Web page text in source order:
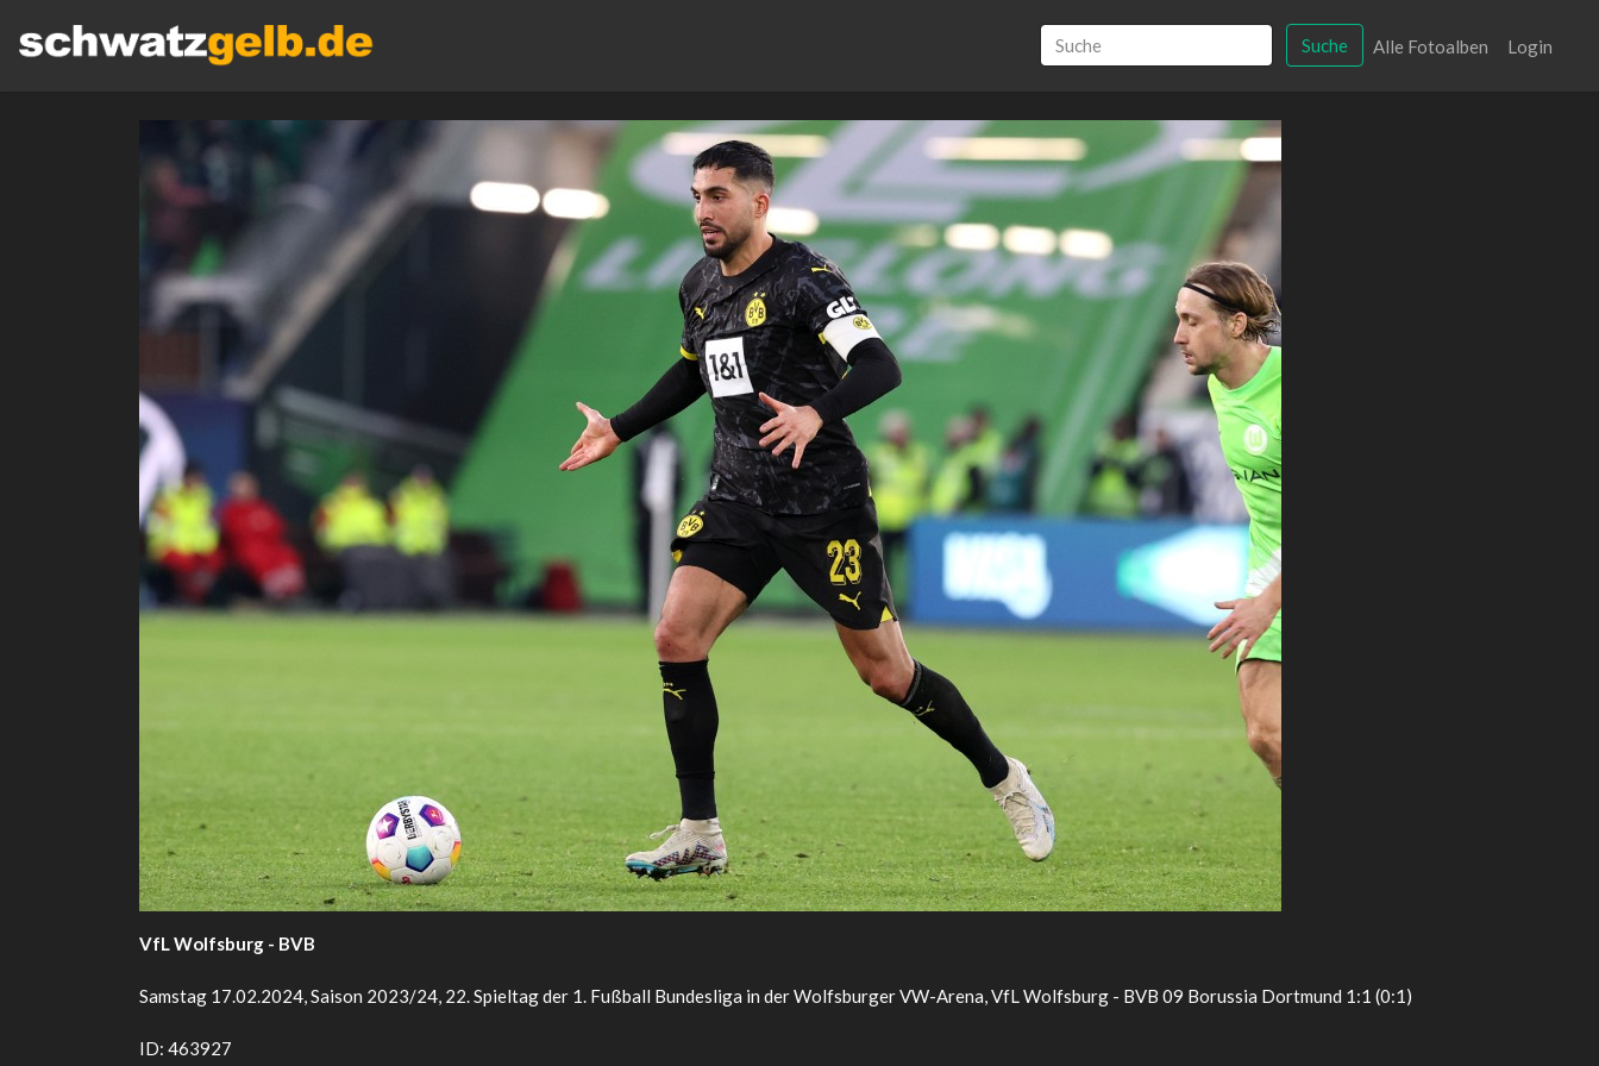
Suche Alle Fotoalben Login
VfL Wolfsburg - BVB
Samstag 17.02.2024, Saison 2023/24, 22. Spieltag der 1. Fußball Bundesliga in der Wolfsburger VW-Arena, VfL Wolfsburg - BVB 09 Borussia Dortmund 1:1 (0:1)
ID: 463927